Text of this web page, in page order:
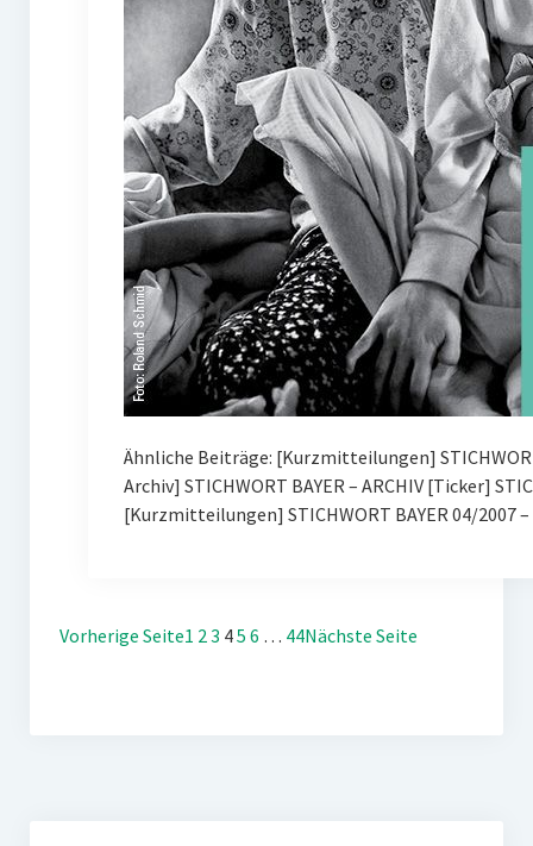
Ähnliche Beiträge: [Kurzmitteilungen]
Archiv] STICHWORT BAYER – ARCHIV [Ticker]
[Kurzmitteilungen] STICHWORT BAYER 04/2007
Vorherige Seite1 23 45 6 … 44Nächste Seite